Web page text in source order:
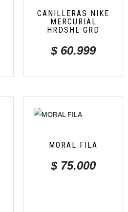
CANILLERAS NIKE
MERCURIAL
HRDSHL GRD
$60.999
MORAL FILA
$75.000